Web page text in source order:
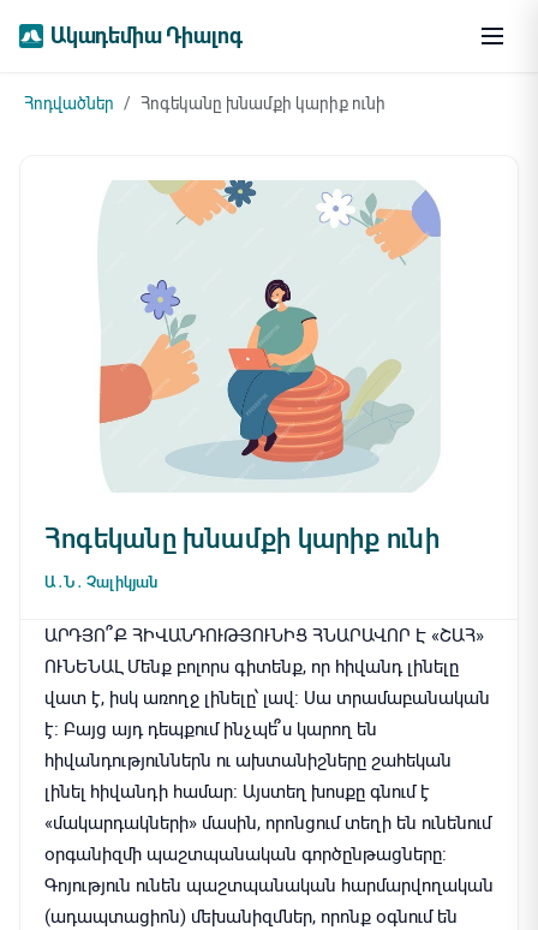
Ակադեմիա Դիալոգ
Հոդվածներ Հոգեկանը խնամքի կարիք ունի
Հոգեկանը խնամքի կարիք ունի
Ա․Ն․ Չալիկյան
ԱՐԴՅՈ՞Ք ՀԻՎԱՆԴՈՒԹՅՈՒՆԻՑ ՀՆԱՐԱՎՈՐ Է «ՇԱՀ»
ՈՒՆԵՆԱԼ Մենք բոլորս գիտենք, որ հիվանդ լինելը
վատ է, իսկ առողջ լինելը՝ լավ։ Սա տրամաբանական
է։ Բայց այդ դեպքում ինչպե՞ս կարող են
հիվանդություններն ու ախտանիշները շահեկան
լինել հիվանդի համար։ Այստեղ խոսքը գնում է
«մակարդակների» մասին, որոնցում տեղի են ունենում
օրգանիզմի պաշտպանական գործընթացները։
Գոյություն ունեն պաշտպանական հարմարվողական
(ադապտացիոն) մեխանիզմներ, որոնք օգնում են